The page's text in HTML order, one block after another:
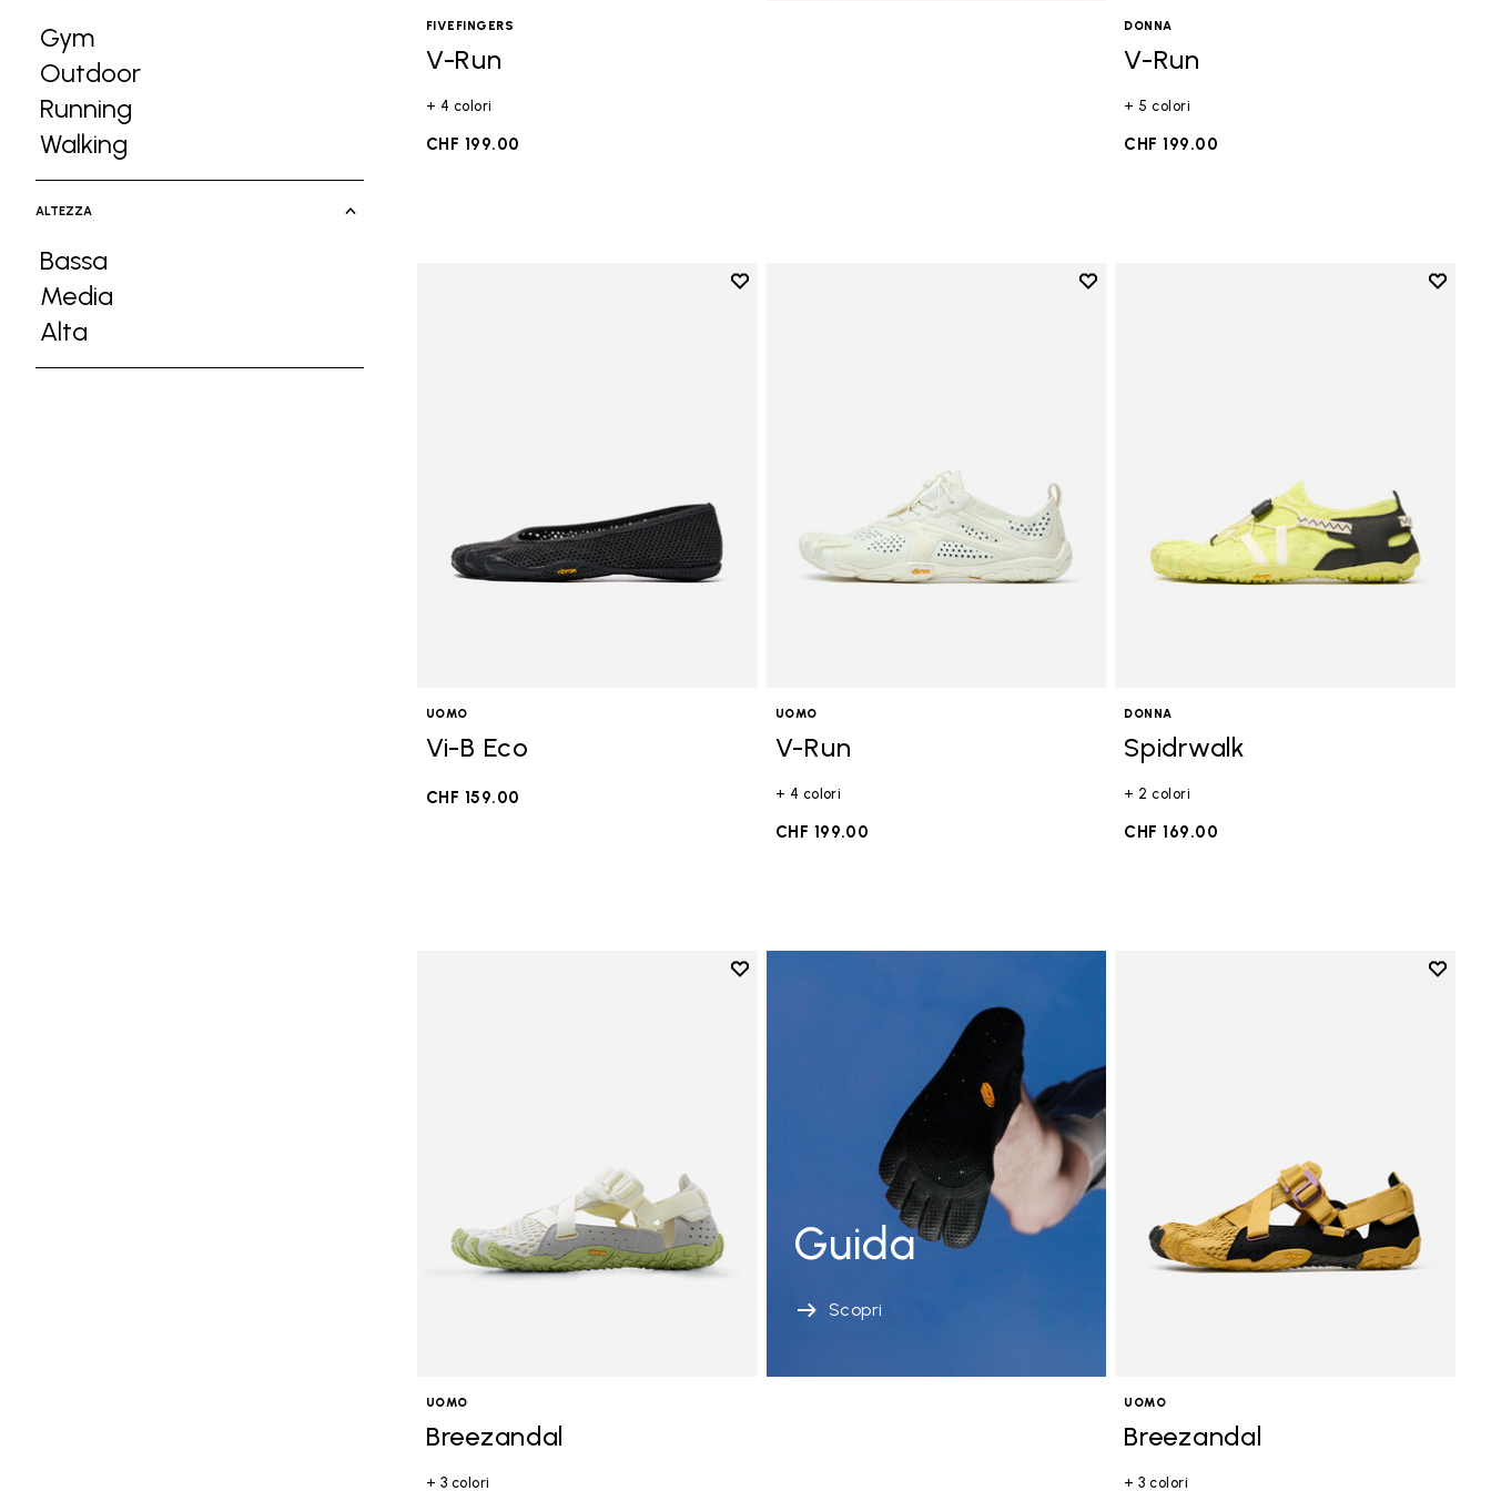
Gym
Refine by Attività: Gym
Outdoor
Refine by Attività: Outdoor
Running
Refine by Attività: Running
Walking
Refine by Attività: Walking
ALTEZZA
Bassa
Refine by Altezza: Bassa
Media
Refine by Altezza: Media
Alta
Refine by Altezza: Alta
FIVEFINGERS
V-Run
+ 4 colori
CHF 199.00
DONNA
V-Run
+ 5 colori
CHF 199.00
Add to wishlist
UOMO
Vi-B Eco
CHF 159.00
Add to wishlist
UOMO
V-Run
+ 4 colori
CHF 199.00
Add to
DONNA
Spidrwalk
+ 2 colori
CHF 169.00
Add to wishlist
UOMO
Breezandal
+ 3 colori
Guida
Scopri
Add to
UOMO
Breezandal
+ 3 colori